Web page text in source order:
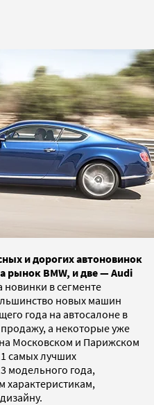
и дорогих автоновинок
рынок BMW, и две — Audi
новинки в сегменте
новых машин
года на автосалоне в
а некоторые уже
Московском и Парижском
самых лучших
модельного года,
характеристикам,